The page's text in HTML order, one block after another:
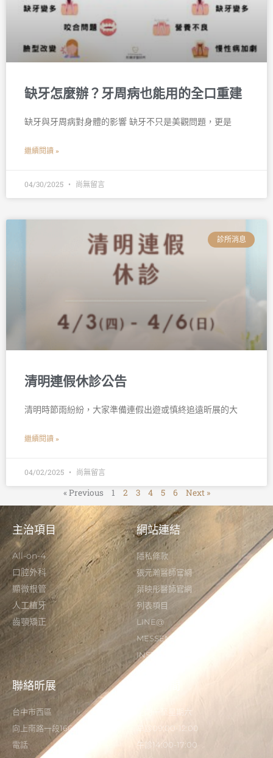
缺牙怎麼辦？牙周病也能用的全口重建
缺牙與牙周病對身體的影響 缺牙不只是美觀問題，更是
繼續閱讀 »
04/30/2025 尚無留言
診所消息
清明連假休診公告
清明時節雨紛紛，大家準備連假出遊或慎終追遠昕展的大
繼續閱讀 »
04/02/2025 尚無留言
« Previous 1 2 3 4 5 6 Next »
主治項目
All-on-4
口腔外科
顯微根管
人工植牙
齒顎矯正
網站連結
隱私條款
張元瀚醫師官網
葉映彤醫師官網
列表項目
LINE@
MESSENGER
INSTAGRAM
聯絡昕展
台中市西區
向上南路一段166-5號
電話
星期一至星期六
早診09:00-12:00
午診14:00-17:00